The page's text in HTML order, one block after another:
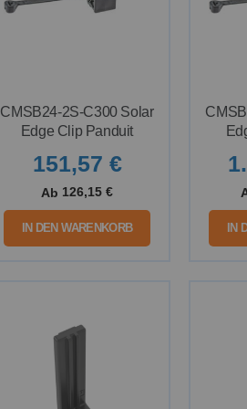
CMSB24-2S-C300 Solar
Edge Clip Panduit
151,57 €
Ab 126,15 €
IN DEN WARENKORB IN